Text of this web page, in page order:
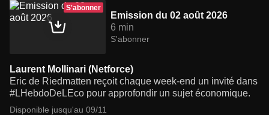
S'abonner
Emission du 02 août 2026
6 min
S'abonner
Laurent Mollinari (Netforce)
Eric de Riedmatten reçoit chaque week-end un invité dans
#LHebdoDeLEco pour approfondir un sujet économique.
Disponible jusqu'au 09/11